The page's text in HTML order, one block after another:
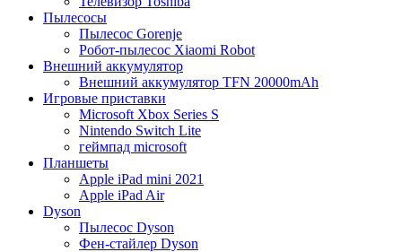
Пылесосы
Пылесос Gorenje
Робот-пылесос Xiaomi Robot
Внешний аккумулятор
Внешний аккумулятор TFN 20000mAh
Игровые приставки
Microsoft Xbox Series S
Nintendo Switch Lite
геймпад microsoft
Планшеты
Apple iPad mini 2021
Apple iPad Air
Dyson
Пылесос Dyson
Фен-стайлер Dyson